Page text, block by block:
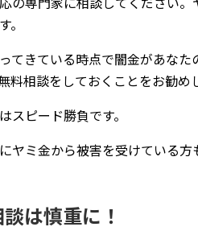
。
てきている時点で闇金があな
料相談をしておくことをお勧め
スピード勝負です。
ヤミ金から被害を受けている
は慎重に！